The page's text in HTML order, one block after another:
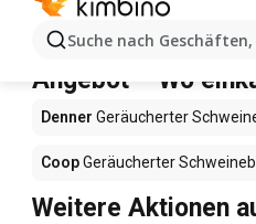
Suche nach
finden.
Geräucherter
Angebot – Wo
Denner Geräucherter
CoopGeräucherter
Weitere Aktionen